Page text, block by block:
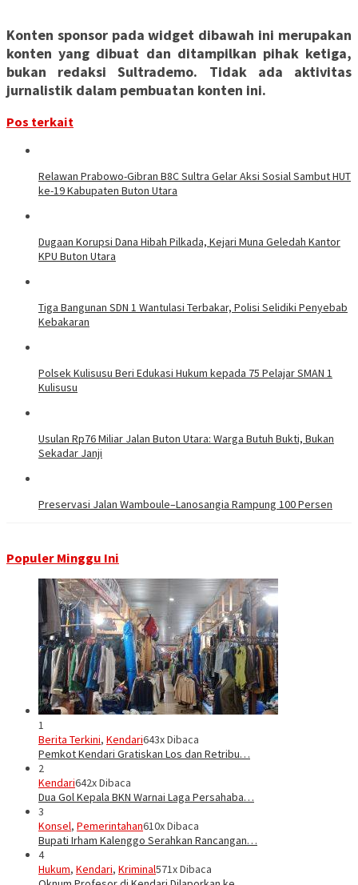
Konten sponsor pada widget dibawah ini merupakan
konten yang dibuat dan ditampilkan pihak ketiga,
bukan redaksi Sultrademo. Tidak ada aktivitas
jurnalistik dalam pembuatan konten ini.
Pos terkait
Relawan Prabowo-Gibran B8C Sultra Gelar Aksi Sosial Sambut HUT
ke-19 Kabupaten Buton Utara
Dugaan Korupsi Dana Hibah Pilkada, Kejari Muna Geledah Kantor
KPU Buton Utara
Tiga Bangunan SDN 1 Wantulasi Terbakar, Polisi Selidiki Penyebab
Kebakaran
Polsek Kulisusu Beri Edukasi Hukum kepada 75 Pelajar SMAN 1
Kulisusu
Usulan Rp76 Miliar Jalan Buton Utara: Warga Butuh Bukti, Bukan
Sekadar Janji
Preservasi Jalan Wamboule–Lanosangia Rampung 100 Persen
Populer Minggu Ini
1
Berita Terkini, Kendari643x Dibaca
Pemkot Kendari Gratiskan Los dan Retribu…
2
Kendari642x Dibaca
Dua Gol Kepala BKN Warnai Laga Persahaba…
3
Konsel, Pemerintahan610x Dibaca
Bupati Irham Kalenggo Serahkan Rancangan…
4
Hukum, Kendari, Kriminal571x Dibaca